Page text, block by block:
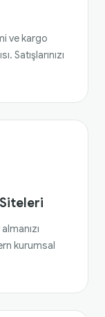
ve kargo
Satışlarınızı
kurumsal